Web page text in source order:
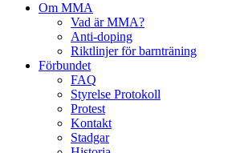
Om MMA
Vad är MMA?
Anti-doping
Riktlinjer för barnträning
Förbundet
FAQ
Styrelse Protokoll
Protest
Kontakt
Stadgar